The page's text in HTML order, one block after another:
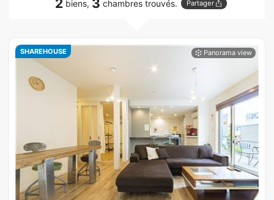
2 biens, 3 chambres trouvés. Partager
SHAREHOUSE